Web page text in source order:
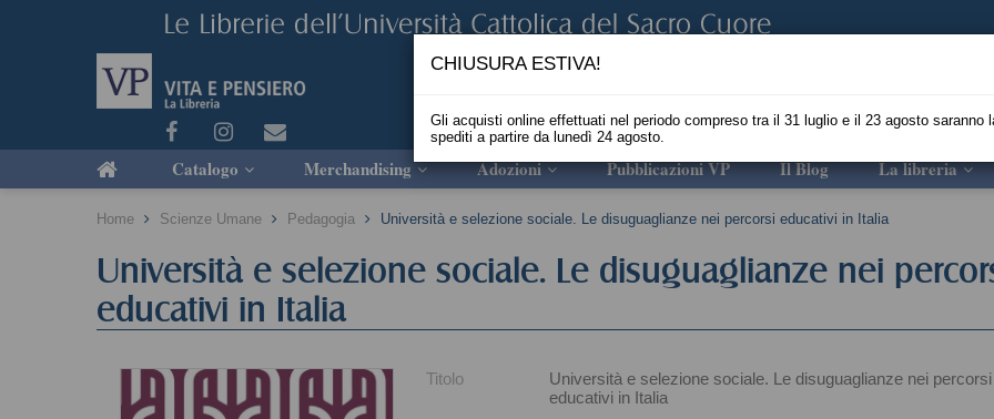
Catalogo Merchandising Adozioni Pubblicazioni VP Il Blog La libreria
Home Scienze Umane Pedagogia Università e selezione sociale. Le disuguaglianze nei percorsi educativi in Italia
Università e selezione sociale. Le disuguaglianze nei
educativi in Italia
Titolo
Università e selezione sociale. Le disuguaglianze nei percorsi
educativi in Italia
CHIUSURA ESTIVA!
Gli acquisti online effettuati nel periodo compreso tra il 31 luglio e il 23 agosto saranno
spediti a partire da lunedì 24 agosto.